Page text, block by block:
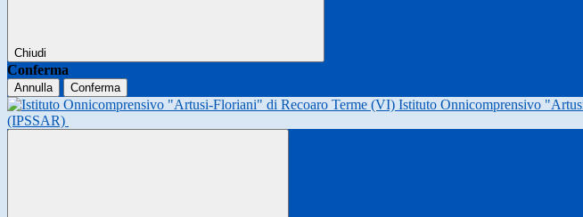
Chiudi
Conferma
Annulla Conferma
Istituto Onnicomprensivo
(IPSSAR)